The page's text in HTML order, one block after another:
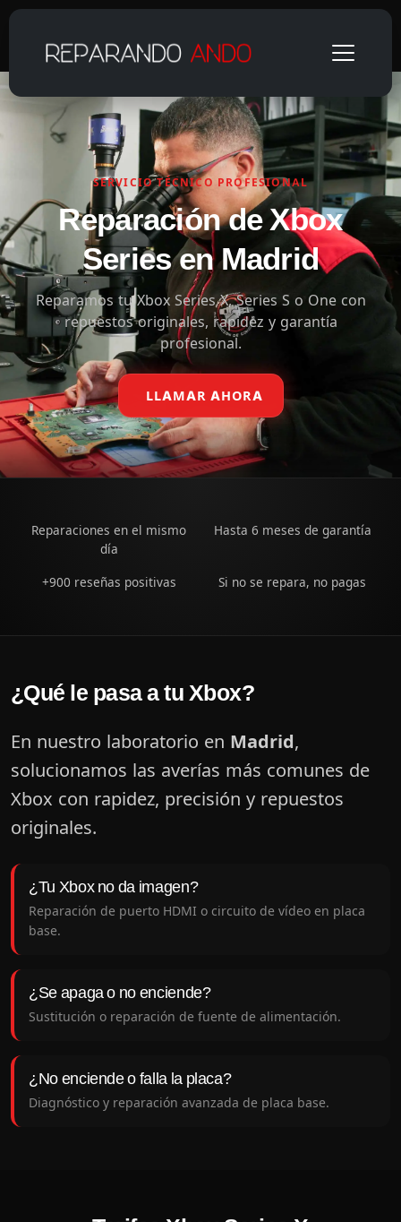
SERVICIO TÉCNICO PROFESIONAL
Reparación de Xbox
Series en Madrid
Reparamos tu Xbox Series X, Series S o One con
repuestos originales, rapidez y garantía
profesional.
LLAMAR AHORA
Reparaciones en el mismo
día
Hasta 6 meses de garantía
+900 reseñas positivas Si no se repara, no pagas
¿Qué le pasa a tu Xbox?
En nuestro laboratorio en Madrid,
solucionamos las averías más comunes de
Xbox con rapidez, precisión y repuestos
originales.
¿Tu Xbox no da imagen?
Reparación de puerto HDMI o circuito de vídeo en placa
base.
¿Se apaga o no enciende?
Sustitución o reparación de fuente de alimentación.
¿No enciende o falla la placa?
Diagnóstico y reparación avanzada de placa base.